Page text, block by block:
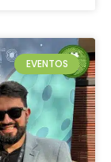
EVENTOS